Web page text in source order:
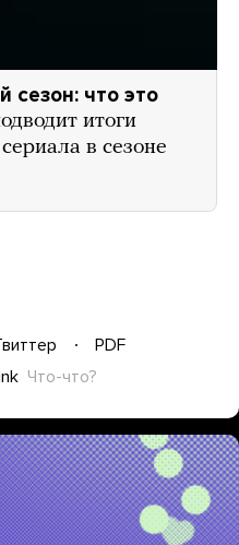
сезон: что это
итоги
в сезоне
PDF
Что-что?